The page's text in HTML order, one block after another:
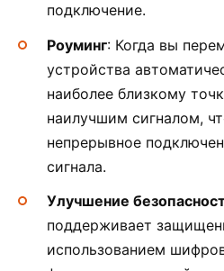
подключение.
Роуминг: Когда вы
устройства
наиболее близкому
наилучшим сигналом,
непрерывное
сигнала.
Улучшение
поддерживает
использованием